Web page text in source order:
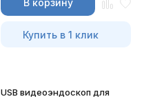
В корзину
Купить в 1 клик
USB видеоэндоскоп для